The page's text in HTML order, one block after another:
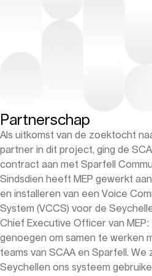
Partnerschap
Als uitkomst van de zoektocht
partner in dit project, ging de
contract aan met Sparfell
Sindsdien heeft MEP gewerkt
en installeren van een Voice
System (VCCS) voor de
Chief Executive Officer van
genoegen om samen te werken
teams van SCAA en Sparfell.
Seychellen ons systeem